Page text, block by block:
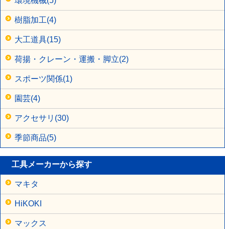
樹脂加工(4)
大工道具(15)
荷揚・クレーン・運搬・脚立(2)
スポーツ関係(1)
園芸(4)
アクセサリ(30)
季節商品(5)
工具メーカーから探す
マキタ
HiKOKI
マックス